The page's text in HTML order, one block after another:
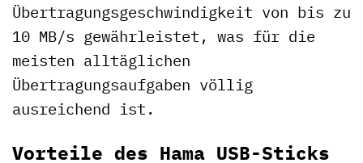
Übertragungsgeschwindigkeit von bis zu
10 MB/s gewährleistet, was für die
meisten alltäglichen
Übertragungsaufgaben völlig
ausreichend ist.
Vorteile des Hama USB-Sticks